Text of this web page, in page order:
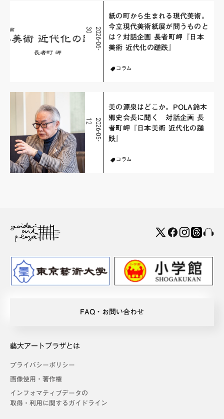
2
0
2
6
-
0
6
-
3
0
紙の町から生まれる現代美術。
今立現代美術紙展が問うものと
は？対話企画 長者町岬『日本
美術 近代化の蹉跌』
コラム
2
0
2
6
-
0
5
-
1
2
美の源泉はどこか。POLA鈴木
鄕史会長に聞く 対話企画 長
者町岬『日本美術 近代化の蹉
跌』
コラム
FAQ・お問い合わせ
藝大アートプラザとは
プライバシーポリシー
画像使用・著作権
インフォマティブデータの
取得・利用に関するガイドライン